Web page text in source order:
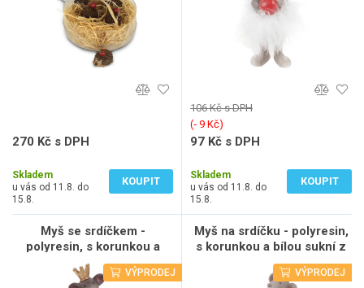
270 Kč s DPH
Skladem
u vás od 11.8. do
15.8.
KOUPIT
106 Kč s DPH
(‐ 9 Kč)
97 Kč s DPH
Skladem
u vás od 11.8. do
15.8.
KOUPIT
Myš se srdíčkem -
polyresin, s korunkou a
bílou sukní z peří, sada 6 ks
VÝPRODEJ
Myš na srdíčku - polyresin,
s korunkou a bílou sukní z
peří, sada 6 ks
VÝPRODEJ